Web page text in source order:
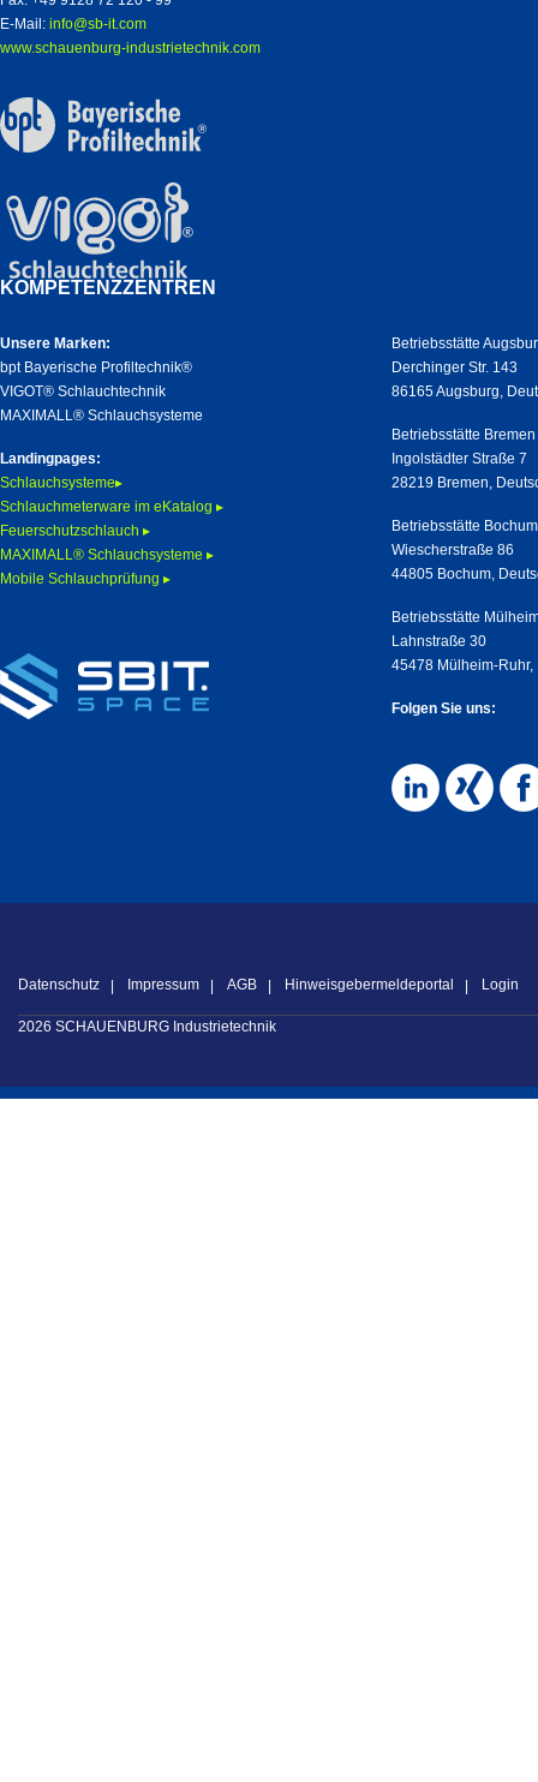
E-Mail: info@sb-it.com
www.schauenburg-industrietechnik.com
KOMPETENZZENTREN
Unsere Marken:
bpt Bayerische Profiltechnik®
VIGOT® Schlauchtechnik
MAXIMALL® Schlauchsysteme
Landingpages:
Schlauchsysteme▸
Schlauchmeterware im eKatalog ▸
Feuerschutzschlauch ▸
MAXIMALL® Schlauchsysteme ▸
Mobile Schlauchprüfung ▸
Betriebsstätte
Derchinger Str. 143
86165 Augsburg,
Betriebsstätte Bremen
Ingolstädter Straße 7
28219 Bremen,
Betriebsstätte Bochum
Wiescherstraße 86
44805 Bochum,
Betriebsstätte
Lahnstraße 30
45478 Mülheim-
Folgen Sie uns:
Datenschutz Impressum AGB Hinweisgebermeldeportal Login
2026 SCHAUENBURG Industrietechnik